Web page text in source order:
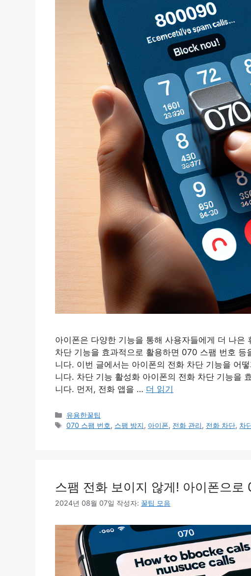
아이폰은 다양한 기능을 통해 사용자들에게 더 나
차단 기능을 효과적으로 활용하면 070 스팸 번호
니다. 이번 글에서는 아이폰의 전화 차단 기능을 어
니다. 차단 기능 활성화 아이폰의 전화 차단 기능을
니다. 먼저, 전화 앱을 … 더 읽기
카
테
유용한꿀팁
태
070 스팸 번호, 스팸 방지, 아이폰, 전화 관리, 전화 차단, 차
스팸 전화 보이지 않게! 아이폰으로
2024년 08월 07일 작성자: 꿀팁 모음